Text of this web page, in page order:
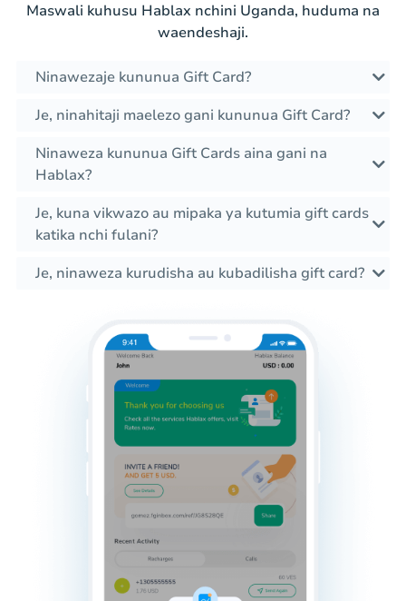
Maswali kuhusu Hablax nchini Uganda, huduma na
waendeshaji.
Ninawezaje kununua Gift Card?
Je, ninahitaji maelezo gani kununua Gift Card?
Ninaweza kununua Gift Cards aina gani na
Hablax?
Je, kuna vikwazo au mipaka ya kutumia gift cards
katika nchi fulani?
Je, ninaweza kurudisha au kubadilisha gift card?